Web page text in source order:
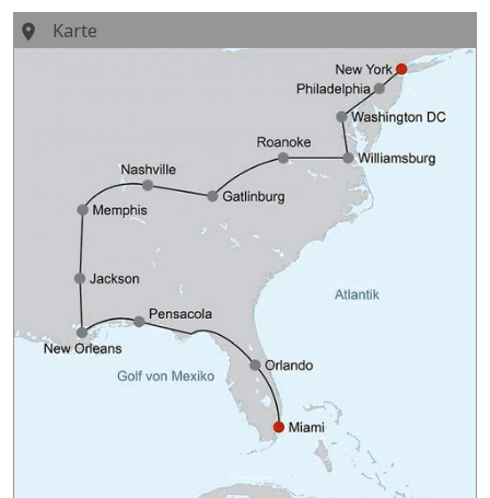
Karte